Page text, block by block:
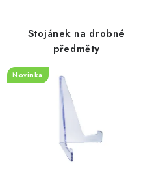
d
u
o
d
Stojánek na drobné
předměty
Novinka